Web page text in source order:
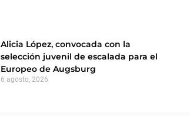
Alicia López, convocada con la
selección juvenil de escalada para el
Europeo de Augsburg
6 agosto, 2026